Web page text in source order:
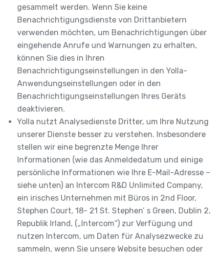
gesammelt werden. Wenn Sie keine
Benachrichtigungsdienste von Drittanbietern
verwenden möchten, um Benachrichtigungen über
eingehende Anrufe und Warnungen zu erhalten,
können Sie dies in Ihren
Benachrichtigungseinstellungen in den Yolla-
Anwendungseinstellungen oder in den
Benachrichtigungseinstellungen Ihres Geräts
deaktivieren.
Yolla nutzt Analysedienste Dritter, um Ihre Nutzung
unserer Dienste besser zu verstehen. Insbesondere
stellen wir eine begrenzte Menge Ihrer
Informationen (wie das Anmeldedatum und einige
persönliche Informationen wie Ihre E-Mail-Adresse –
siehe unten) an Intercom R&D Unlimited Company,
ein irisches Unternehmen mit Büros in 2nd Floor,
Stephen Court, 18- 21 St. Stephen’ s Green, Dublin 2,
Republik Irland, („Intercom“) zur Verfügung und
nutzen Intercom, um Daten für Analysezwecke zu
sammeln, wenn Sie unsere Website besuchen oder